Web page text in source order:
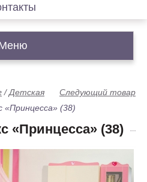
Следующий товар
/Детская
«Принцесса» (38)
«Принцесса» (38)